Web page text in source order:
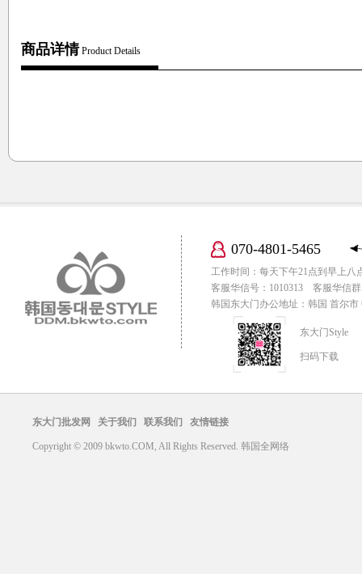
商品详情 Product Details
070-4801-5465
工作时间：每天下午21点到早上八
客服华信号：1010313 客服华信
韩国东大门办公地址：韩国 首尔
东大门Style
扫码下载
东大门批发网 关于我们 联系我们 友情链接
Copyright © 2009 bkwto.COM, All Rights Reserved. 韩国全网络